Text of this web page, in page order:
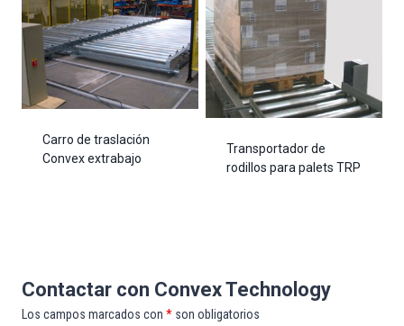
Carro de traslación
Convex extrabajo
Transportador de
rodillos para palets TRP
Contactar con Convex Technology
Los campos marcados con * son obligatorios